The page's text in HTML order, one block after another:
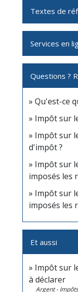
Textes de
Services en
Questions ?
Qu'est-ce
Impôt sur
Impôt sur
d'impôt ?
Impôt sur
imposés les
Impôt sur
imposés les
Et aussi
Impôt sur
à déclarer
Argent -